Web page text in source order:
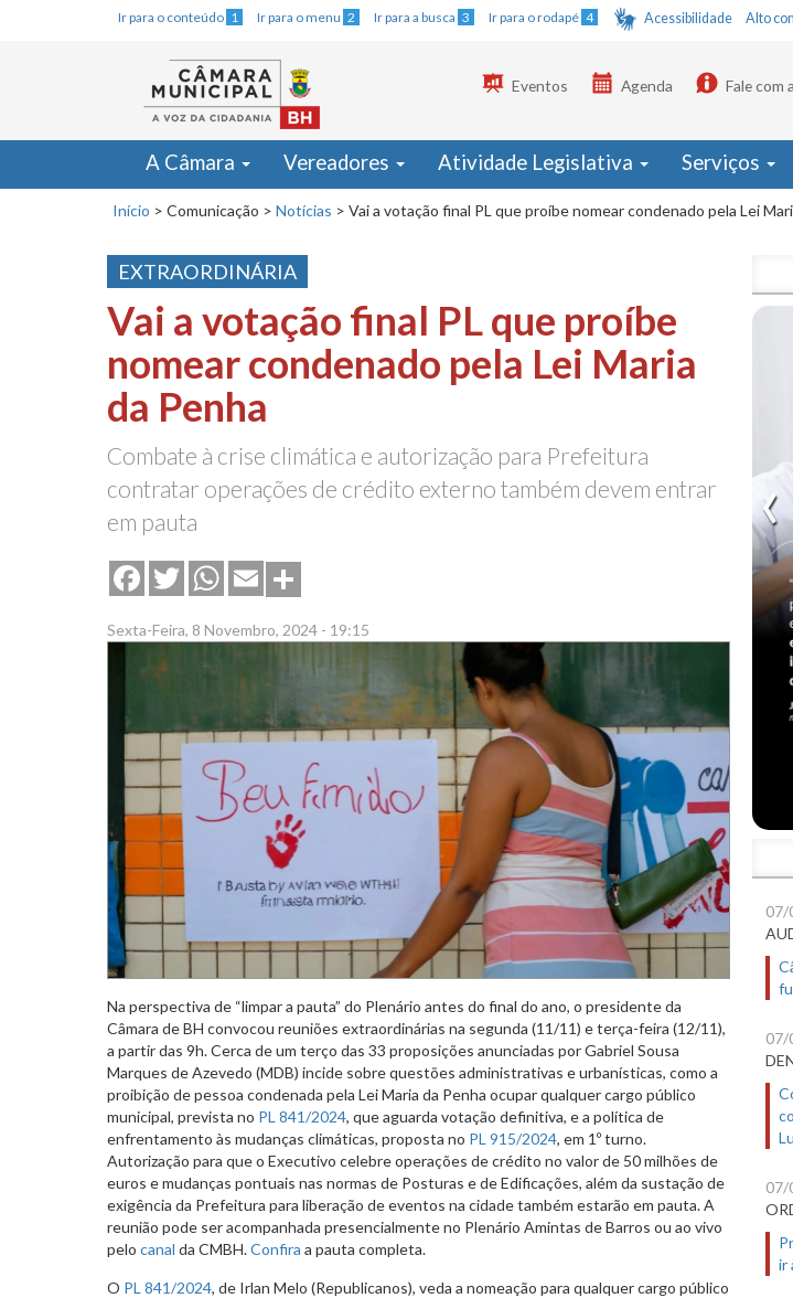
Ir para o conteúdo 1 Ir para o menu 2 Ir para a busca 3 Ir para o rodapé 4 Acessibilidade Alto
Eventos Agenda Fale com
A Câmara Vereadores Atividade Legislativa Serviços
Início > Comunicação > Notícias > Vai a votação final PL que proíbe nomear condenado pela Lei
EXTRAORDINÁRIA
Vai a votação final PL que proíbe
nomear condenado pela Lei Maria
da Penha
Combate à crise climática e autorização para Prefeitura
contratar operações de crédito externo também devem entrar
em pauta
FacebookTwitterWhatsApp
Email
Sexta-Feira, 8 Novembro, 2024 - 19:15
Na perspectiva de “limpar a pauta” do Plenário antes do final do ano, o presidente da
Câmara de BH convocou reuniões extraordinárias na segunda (11/11) e terça-feira (12/11),
a partir das 9h. Cerca de um terço das 33 proposições anunciadas por Gabriel Sousa
Marques de Azevedo (MDB) incide sobre questões administrativas e urbanísticas, como a
proibição de pessoa condenada pela Lei Maria da Penha ocupar qualquer cargo público
municipal, prevista no PL 841/2024, que aguarda votação definitiva, e a política de
enfrentamento às mudanças climáticas, proposta no PL 915/2024, em 1º turno.
Autorização para que o Executivo celebre operações de crédito no valor de 50 milhões de
euros e mudanças pontuais nas normas de Posturas e de Edificações, além da sustação de
exigência da Prefeitura para liberação de eventos na cidade também estarão em pauta. A
reunião pode ser acompanhada presencialmente no Plenário Amintas de Barros ou ao vivo
pelo canal da CMBH.Confira a pauta completa.
O PL 841/2024, de Irlan Melo (Republicanos), veda a nomeação para qualquer cargo público
07/
07/
07/
ir